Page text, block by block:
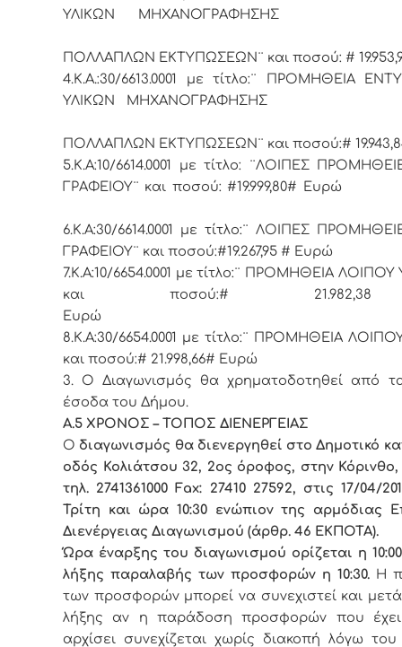
ΥΛΙΚΩΝ
ΠΟΛΛΑΠΛΩΝ ΕΚΤΥΠΩΣΕΩΝ¨ και ποσού: #
4.Κ.Α.:30/6613.0001 με τίτλο:¨ ΠΡΟΜΗΘΕΙΑ
ΥΛΙΚΩΝ
ΠΟΛΛΑΠΛΩΝ ΕΚΤΥΠΩΣΕΩΝ¨ και ποσού:#
5.Κ.Α:10/6614.0001 με τίτλο: ¨ΛΟΙΠΕΣ
ΓΡΑΦΕΙΟΥ¨ και ποσού:
6.Κ.Α:30/6614.0001 με τίτλο:¨ ΛΟΙΠΕΣ
ΓΡΑΦΕΙΟΥ¨ και ποσού:#19.267,95 # Ευρώ
7.Κ.Α:10/6654.0001 με τίτλο:¨ ΠΡΟΜΗΘΕΙΑ
και ποσού:#
8.Κ.Α:30/6654.0001 με τίτλο:¨ ΠΡΟΜΗΘΕΙΑ
και ποσού:# 21.998,66# Ευρώ
3. Ο Διαγωνισμός θα χρηματοδοτηθεί από
έσοδα του Δήμου.
Α.5 ΧΡΟΝΟΣ – ΤΟΠΟΣ ΔΙΕΝΕΡΓΕΙΑΣ
Ο διαγωνισμός θα διενεργηθεί στο Δημοτικό
οδός Κολιάτσου 32, 2ος όροφος, στην Κόρινθο,
τηλ. 2741361000 Fax: 27410 27592, στις 17/04/
Τρίτη και ώρα 10:30 ενώπιον της αρμόδιας
Διενέργειας Διαγωνισμού (άρθρ. 46 ΕΚΠΟΤΑ).
Ώρα έναρξης του διαγωνισμού ορίζεται η
λήξης παραλαβής των προσφορών η 10:30.Η
των προσφορών μπορεί να συνεχιστεί και
λήξης αν η παράδοση προσφορών που έχει
αρχίσει συνεχίζεται χωρίς διακοπή λόγω